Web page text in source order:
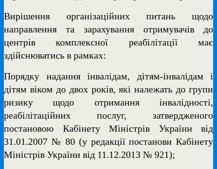
Вирішення організаційних питань щодо
направлення та зарахування отримувачів до
центрів комплексної реабілітації має
здійснюватись в рамках:
Порядку надання інвалідам, дітям-інвалідам і
дітям віком до двох років, які належать до групи
ризику щодо отримання інвалідності,
реабілітаційних послуг, затвердженого
постановою Кабінету Міністрів України від
31.01.2007 № 80 (у редакції постанови Кабінету
Міністрів України від 11.12.2013 № 921);